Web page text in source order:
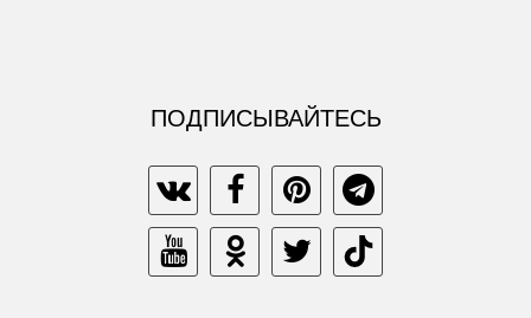
ПОДПИСЫВАЙТЕСЬ